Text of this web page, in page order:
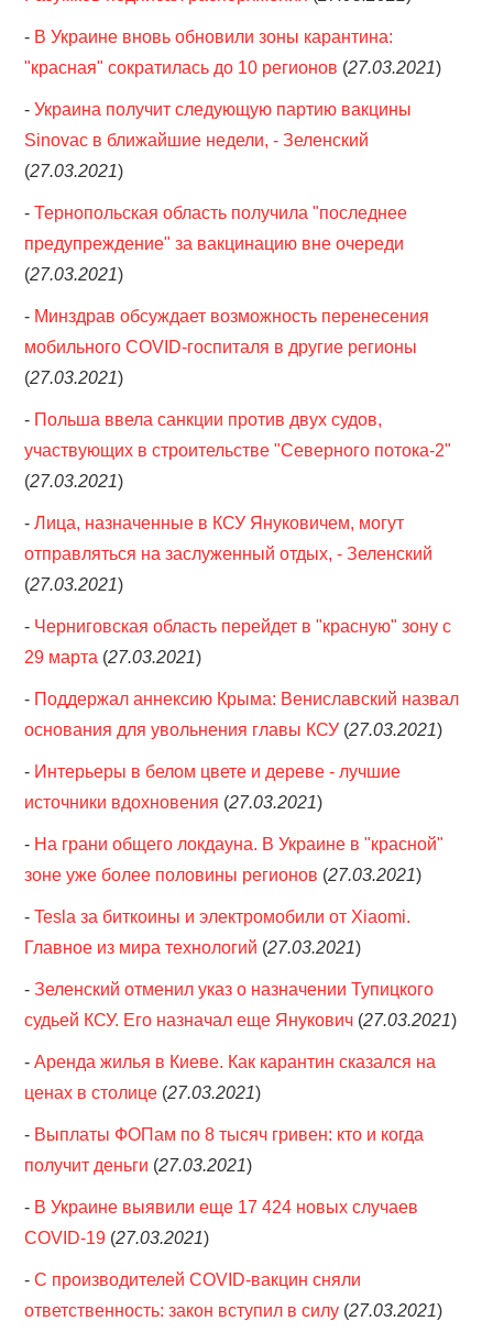
- В Украине вновь обновили зоны карантина:
"красная" сократилась до 10 регионов (27.03.2021)
-Украина получит следующую партию вакцины
Sinovac в ближайшие недели, - Зеленский
(27.03.2021)
-Тернопольская область получила "последнее
предупреждение" за вакцинацию вне очереди
(27.03.2021)
- Минздрав обсуждает возможность перенесения
мобильного COVID-госпиталя в другие регионы
(27.03.2021)
- Польша ввела санкции против двух судов,
участвующих в строительстве "Северного потока-2"
(27.03.2021)
-Лица, назначенные в КСУ Януковичем, могут
отправляться на заслуженный отдых, - Зеленский
(27.03.2021)
- Черниговская область перейдет в "красную" зону с
29 марта (27.03.2021)
- Поддержал аннексию Крыма: Вениславский назвал
основания для увольнения главы КСУ (27.03.2021)
- Интерьеры в белом цвете и дереве - лучшие
источники вдохновения (27.03.2021)
- На грани общего локдауна. В Украине в "красной"
зоне уже более половины регионов (27.03.2021)
-Tesla за биткоины и электромобили от Xiaomi.
Главное из мира технологий (27.03.2021)
-Зеленский отменил указ о назначении Тупицкого
судьей КСУ. Его назначал еще Янукович (27.03.2021)
-Аренда жилья в Киеве. Как карантин сказался на
ценах в столице (27.03.2021)
- Выплаты ФОПам по 8 тысяч гривен: кто и когда
получит деньги (27.03.2021)
- В Украине выявили еще 17 424 новых случаев
COVID-19 (27.03.2021)
-С производителей COVID-вакцин сняли
ответственность: закон вступил в силу (27.03.2021)